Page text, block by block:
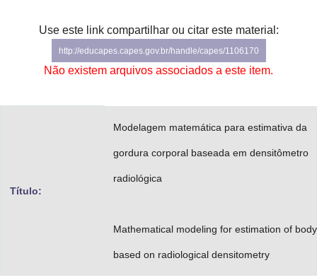
Gabinete de Segurança Institucional
Advocacia-Geral da União
Use este link compartilhar ou citar este material:
http://educapes.capes.gov.br/handle/capes/1106170
Não existem arquivos associados a este item.
Título:
Modelagem matemática para estimativa da
gordura corporal baseada em densitômetro
radiológica
Mathematical modeling for estimation of
based on radiological densitometry